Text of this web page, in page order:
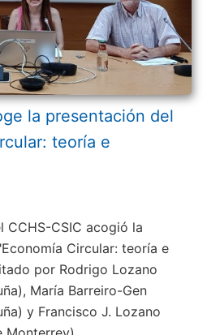
la presentación del
teoría e
CCHS-CSIC acogió la
Circular: teoría e
por Rodrigo Lozano
María Barreiro-Gen
y Francisco J. Lozano